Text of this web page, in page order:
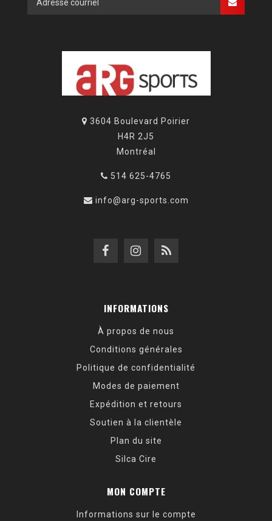
3604 Boulevard Poirier
H4R 2J5
Montréal
514 625-4765
info@arg-sports.com
INFORMATIONS
À propos de nous
Conditions générales
Politique de confidentialité
Modes de paiement
Expédition et retours
Soutien à la clientèle
Plan du site
Silca Cire
MON COMPTE
Informations sur le compte